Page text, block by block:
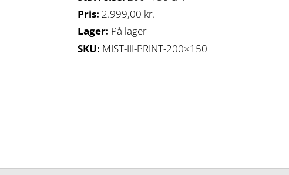
Pris: 2.999,00 kr.
Lager: På lager
SKU: MIST-III-PRINT-200×150